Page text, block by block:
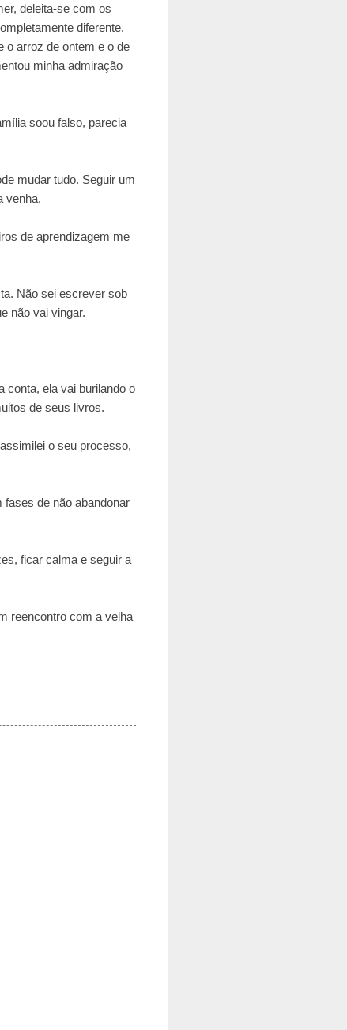
deleita-se com os
diferente.
o arroz de ontem e o de
minha admiração
soou falso, parecia
mudar tudo. Seguir um
venha.
de aprendizagem me
Não sei escrever sob
não vai vingar.
conta, ela vai burilando o
de seus livros.
o seu processo,
de não abandonar
ficar calma e seguir a
reencontro com a velha